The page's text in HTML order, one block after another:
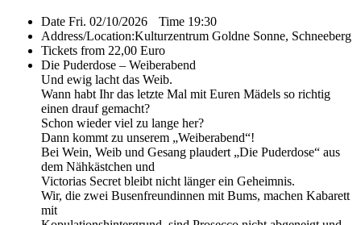
Date Fri. 02/10/2026 Time 19:30
Address/Location:Kulturzentrum Goldne Sonne, Schneeberg
Tickets from 22,00 Euro
Die Puderdose – Weiberabend
Und ewig lacht das Weib.
Wann habt Ihr das letzte Mal mit Euren Mädels so richtig
einen drauf gemacht?
Schon wieder viel zu lange her?
Dann kommt zu unserem „Weiberabend“!
Bei Wein, Weib und Gesang plaudert „Die Puderdose“ aus
dem Nähkästchen und
Victorias Secret bleibt nicht länger ein Geheimnis.
Wir, die zwei Busenfreundinnen mit Bums, machen Kabarett
mit